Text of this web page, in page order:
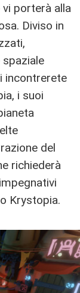
porterà alla
Diviso in
spaziale
incontrerete
i suoi
del
richiederà
Krystopia.